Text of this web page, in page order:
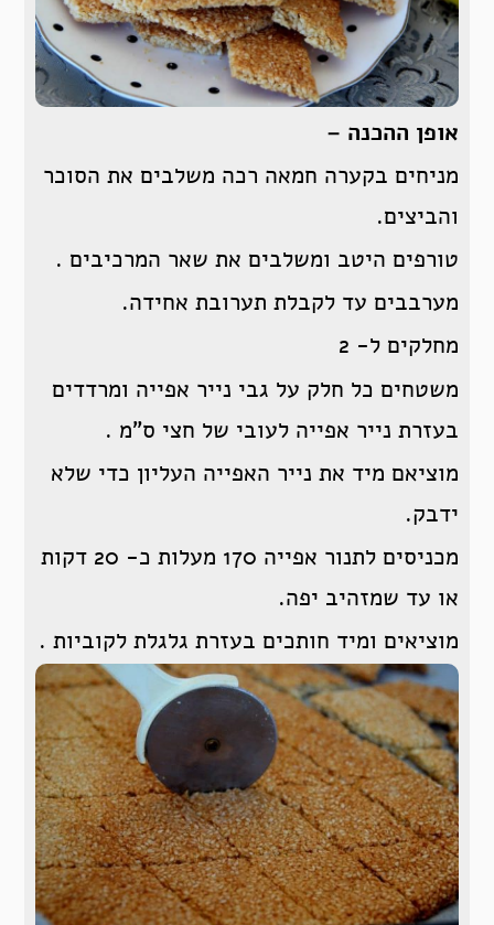
אופן ההכנה –
מניחים בקערה חמאה רכה משלבים את הסוכר
והביצים.
טורפים היטב ומשלבים את שאר המרכיבים .
מערבבים עד לקבלת תערובת אחידה.
מחלקים ל- 2
משטחים כל חלק על גבי נייר אפייה ומרדדים
בעזרת נייר אפייה לעובי של חצי ס”מ .
מוציאם מיד את נייר האפייה העליון כדי שלא
ידבק.
מכניסים לתנור אפייה 170 מעלות כ- 20 דקות
או עד שמזהיב יפה.
מוציאים ומיד חותכים בעזרת גלגלת לקוביות .